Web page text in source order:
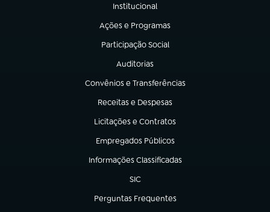
Institucional
(abre em nova aba)
Ações e Programas
(abre em nova aba)
Participação Social
(abre em nova aba)
Auditorias
(abre em nova aba)
Convênios e Transferências
(abre em nova aba)
Receitas e Despesas
(abre em nova aba)
Licitações e Contratos
(abre em nova aba)
Empregados Públicos
(abre em nova aba)
Informações Classificadas
(abre em nova aba)
SIC
(abre em nova aba)
Perguntas Frequentes
(abre em nova aba)